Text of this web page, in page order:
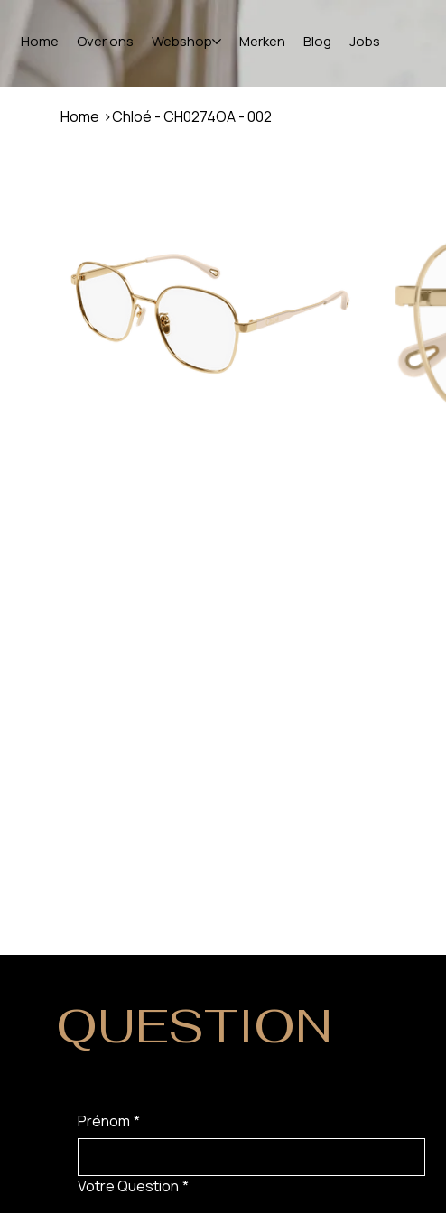
Home Over ons Webshop Merken Blog Jobs
Home >Chloé - CH0274OA - 002
QUESTION
Prénom *
Votre Question *